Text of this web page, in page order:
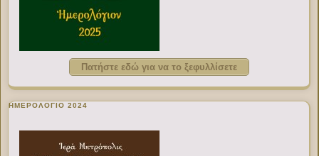
Πατήστε εδώ για να το ξεφυλλίσετε
ΗΜΕΡΟΛΟΓΙΟ 2024